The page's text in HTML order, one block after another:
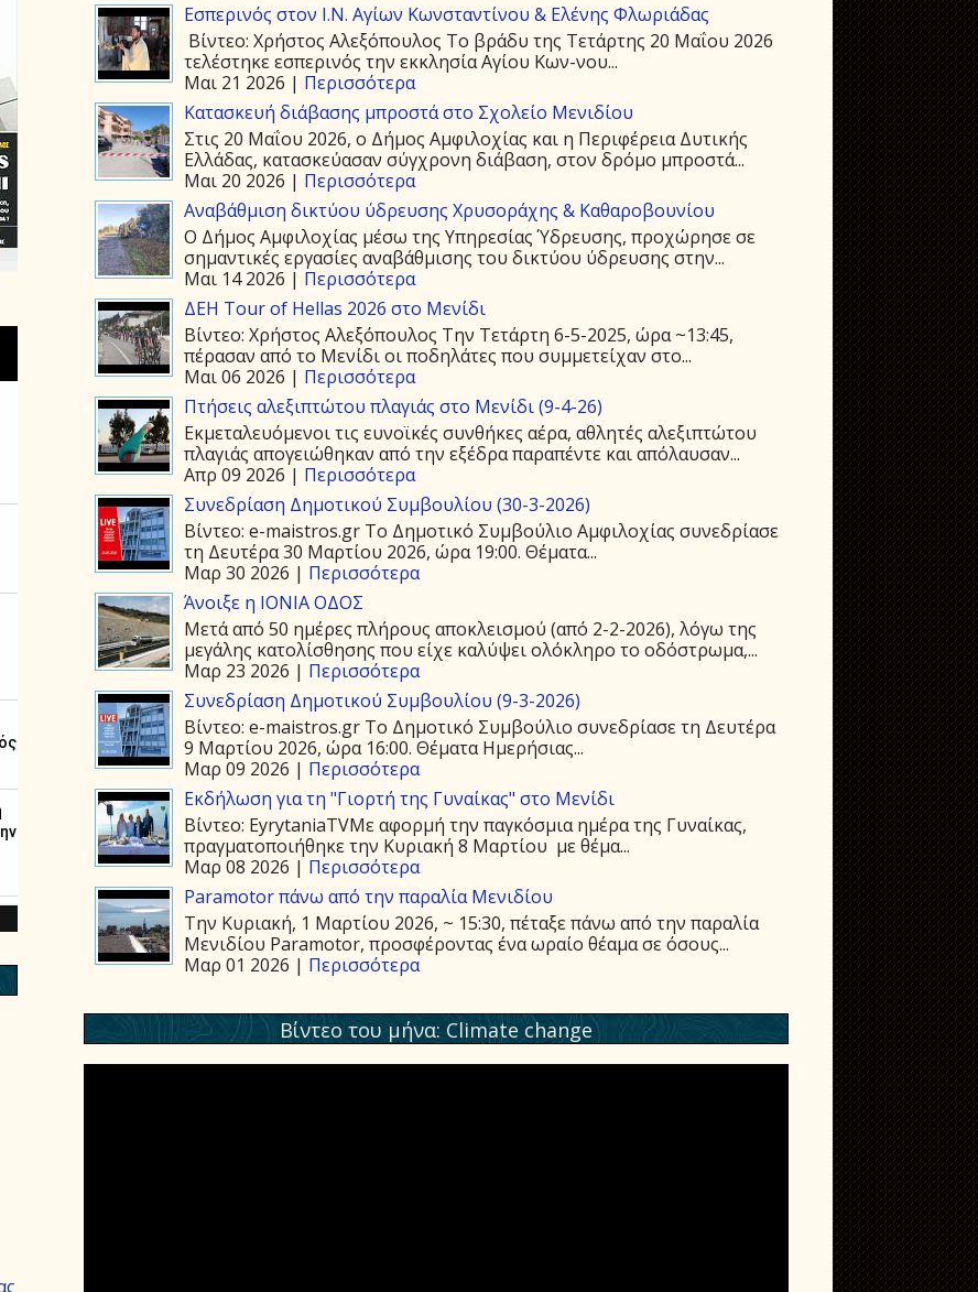
Εσπερινός στον Ι.Ν. Αγίων Κωνσταντίνου & Ελένης Φλωριάδας
Βίντεο: Χρήστος Αλεξόπουλος Το βράδυ της Τετάρτης 20 Μαΐου 2026
τελέστηκε εσπερινός την εκκλησία Αγίου Kων-νου...
Μαι 21 2026 | Περισσότερα
Κατασκευή διάβασης μπροστά στο Σχολείο Μενιδίου
Στις 20 Μαΐου 2026, ο Δήμος Αμφιλοχίας και η Περιφέρεια Δυτικής
Ελλάδας, κατασκεύασαν σύγχρονη διάβαση, στον δρόμο μπροστά...
Μαι 20 2026 | Περισσότερα
Αναβάθμιση δικτύου ύδρευσης Χρυσοράχης & Καθαροβουνίου
Ο Δήμος Αμφιλοχίας μέσω της Υπηρεσίας Ύδρευσης, προχώρησε σε
σημαντικές εργασίες αναβάθμισης του δικτύου ύδρευσης στην...
Μαι 14 2026 | Περισσότερα
ΔΕΗ Tour of Hellas 2026 στο Μενίδι
Βίντεο: Χρήστος Αλεξόπουλος Την Τετάρτη 6-5-2025, ώρα ~13:45,
πέρασαν από το Μενίδι οι ποδηλάτες που συμμετείχαν στο...
Μαι 06 2026 | Περισσότερα
Πτήσεις αλεξιπτώτου πλαγιάς στο Μενίδι (9-4-26)
Εκμεταλευόμενοι τις ευνοϊκές συνθήκες αέρα, αθλητές αλεξιπτώτου
πλαγιάς απογειώθηκαν από την εξέδρα παραπέντε και απόλαυσαν...
Απρ 09 2026 | Περισσότερα
Συνεδρίαση Δημοτικού Συμβουλίου (30-3-2026)
Βίντεο: e-maistros.gr Το Δημοτικό Συμβούλιο Αμφιλοχίας συνεδρίασε
τη Δευτέρα 30 Μαρτίου 2026, ώρα 19:00. Θέματα...
Μαρ 30 2026 | Περισσότερα
Άνοιξε η ΙΟΝΙΑ ΟΔΟΣ
Μετά από 50 ημέρες πλήρους αποκλεισμού (από 2-2-2026), λόγω της
μεγάλης κατολίσθησης που είχε καλύψει ολόκληρο το οδόστρωμα,...
Μαρ 23 2026 | Περισσότερα
Συνεδρίαση Δημοτικού Συμβουλίου (9-3-2026)
Βίντεο: e-maistros.gr Το Δημοτικό Συμβούλιο συνεδρίασε τη Δευτέρα
9 Μαρτίου 2026, ώρα 16:00. Θέματα Ημερήσιας...
Μαρ 09 2026 | Περισσότερα
Εκδήλωση για τη "Γιορτή της Γυναίκας" στο Μενίδι
Βίντεο: EyrytaniaTVΜε αφορμή την παγκόσμια ημέρα της Γυναίκας,
πραγματοποιήθηκε την Κυριακή 8 Μαρτίου με θέμα...
Μαρ 08 2026 | Περισσότερα
Paramotor πάνω από την παραλία Μενιδίου
Την Κυριακή, 1 Μαρτίου 2026, ~ 15:30, πέταξε πάνω από την παραλία
Μενιδίου Paramotor, προσφέροντας ένα ωραίο θέαμα σε όσους...
Μαρ 01 2026 | Περισσότερα
Βίντεο του μήνα: Climate change